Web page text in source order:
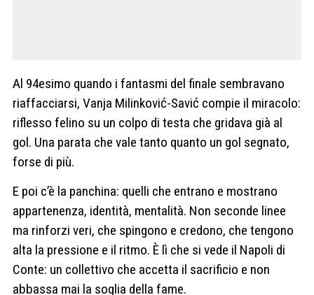
Al 94esimo quando i fantasmi del finale sembravano
riaffacciarsi, Vanja Milinković-Savić compie il miracolo:
riflesso felino su un colpo di testa che gridava già al
gol. Una parata che vale tanto quanto un gol segnato,
forse di più.
E poi c’è la panchina: quelli che entrano e mostrano
appartenenza, identità, mentalità. Non seconde linee
ma rinforzi veri, che spingono e credono, che tengono
alta la pressione e il ritmo. È lì che si vede il Napoli di
Conte: un collettivo che accetta il sacrificio e non
abbassa mai la soglia della fame.